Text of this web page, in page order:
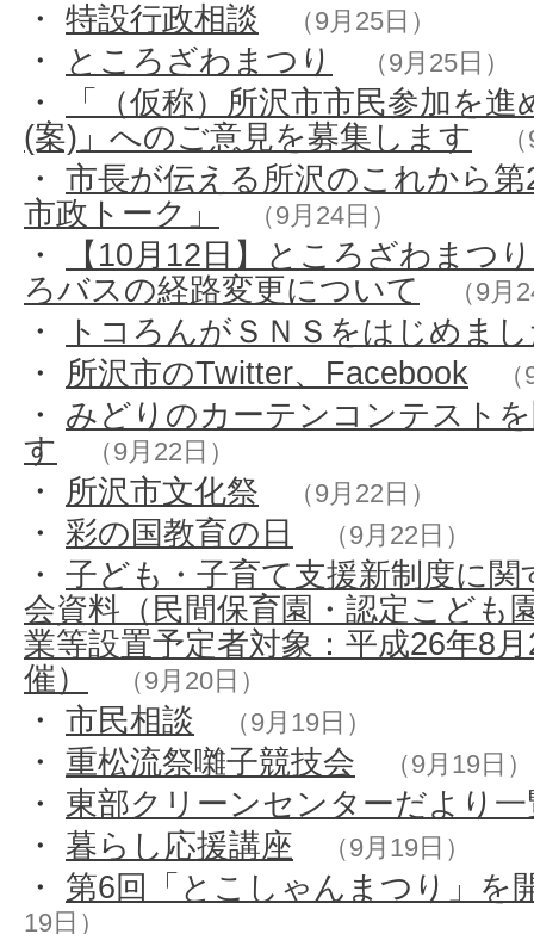
・ 特設行政相談 （9月25日）
・ ところざわまつり （9月25日）
・
「（仮称）所沢市市民参加を
(案)」へのご意見を募集します
・ 市長が伝える所沢のこれから
市政トーク」
（9月24日）
・
【10月12日】ところざわまつ
ろバスの経路変更について
（9月
・
トコろんがＳＮＳをはじめま
・ 所沢市のTwitter、Facebook
・ みどりのカーテンコンテスト
す
（9月22日）
・ 所沢市文化祭 （9月22日）
・ 彩の国教育の日 （9月22日）
・ 子ども・子育て支援新制度に関
会資料（民間保育園・認定こども
業等設置予定者対象：平成26年8
催）
（9月20日）
・ 市民相談 （9月19日）
・ 重松流祭囃子競技会 （9月19日）
・ 東部クリーンセンターだより一
・ 暮らし応援講座 （9月19日）
・ 第6回「とこしゃんまつり」を
19日）